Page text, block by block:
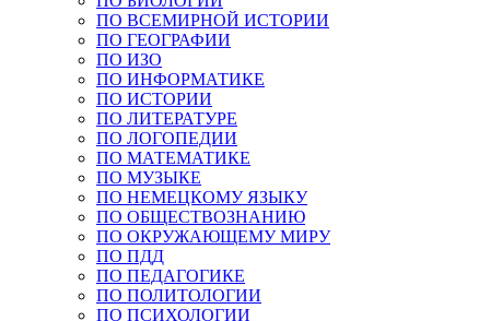
ПО ВСЕМИРНОЙ ИСТОРИИ
ПО ГЕОГРАФИИ
ПО ИЗО
ПО ИНФОРМАТИКЕ
ПО ИСТОРИИ
ПО ЛИТЕРАТУРЕ
ПО ЛОГОПЕДИИ
ПО МАТЕМАТИКЕ
ПО МУЗЫКЕ
ПО НЕМЕЦКОМУ ЯЗЫКУ
ПО ОБЩЕСТВОЗНАНИЮ
ПО ОКРУЖАЮЩЕМУ МИРУ
ПО ПДД
ПО ПЕДАГОГИКЕ
ПО ПОЛИТОЛОГИИ
ПО ПСИХОЛОГИИ